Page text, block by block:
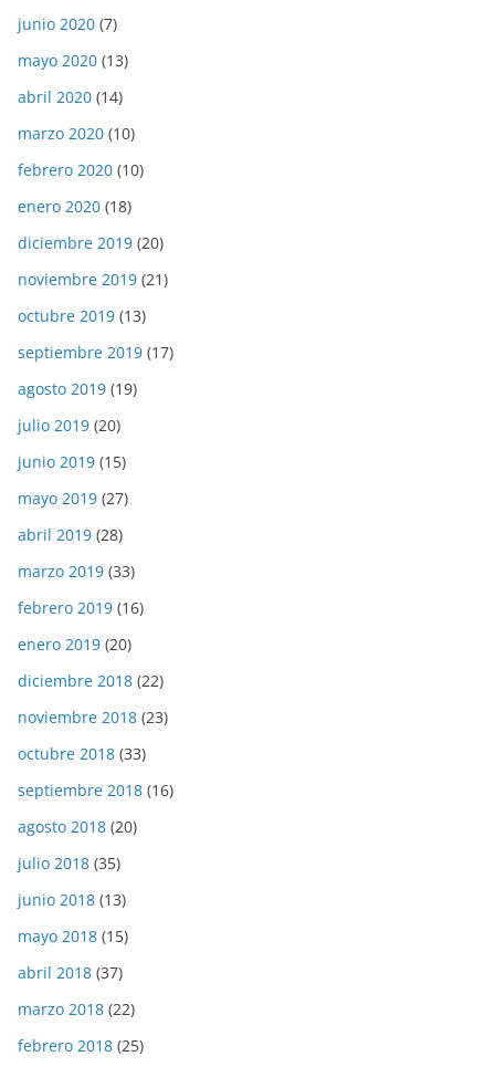
junio 2020 (7)
mayo 2020 (13)
abril 2020 (14)
marzo 2020 (10)
febrero 2020 (10)
enero 2020 (18)
diciembre 2019 (20)
noviembre 2019 (21)
octubre 2019 (13)
septiembre 2019 (17)
agosto 2019 (19)
julio 2019 (20)
junio 2019 (15)
mayo 2019 (27)
abril 2019 (28)
marzo 2019 (33)
febrero 2019 (16)
enero 2019 (20)
diciembre 2018 (22)
noviembre 2018 (23)
octubre 2018 (33)
septiembre 2018 (16)
agosto 2018 (20)
julio 2018 (35)
junio 2018 (13)
mayo 2018 (15)
abril 2018 (37)
marzo 2018 (22)
febrero 2018 (25)